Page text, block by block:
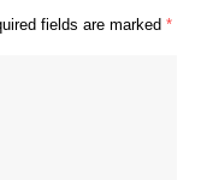
fields are marked *